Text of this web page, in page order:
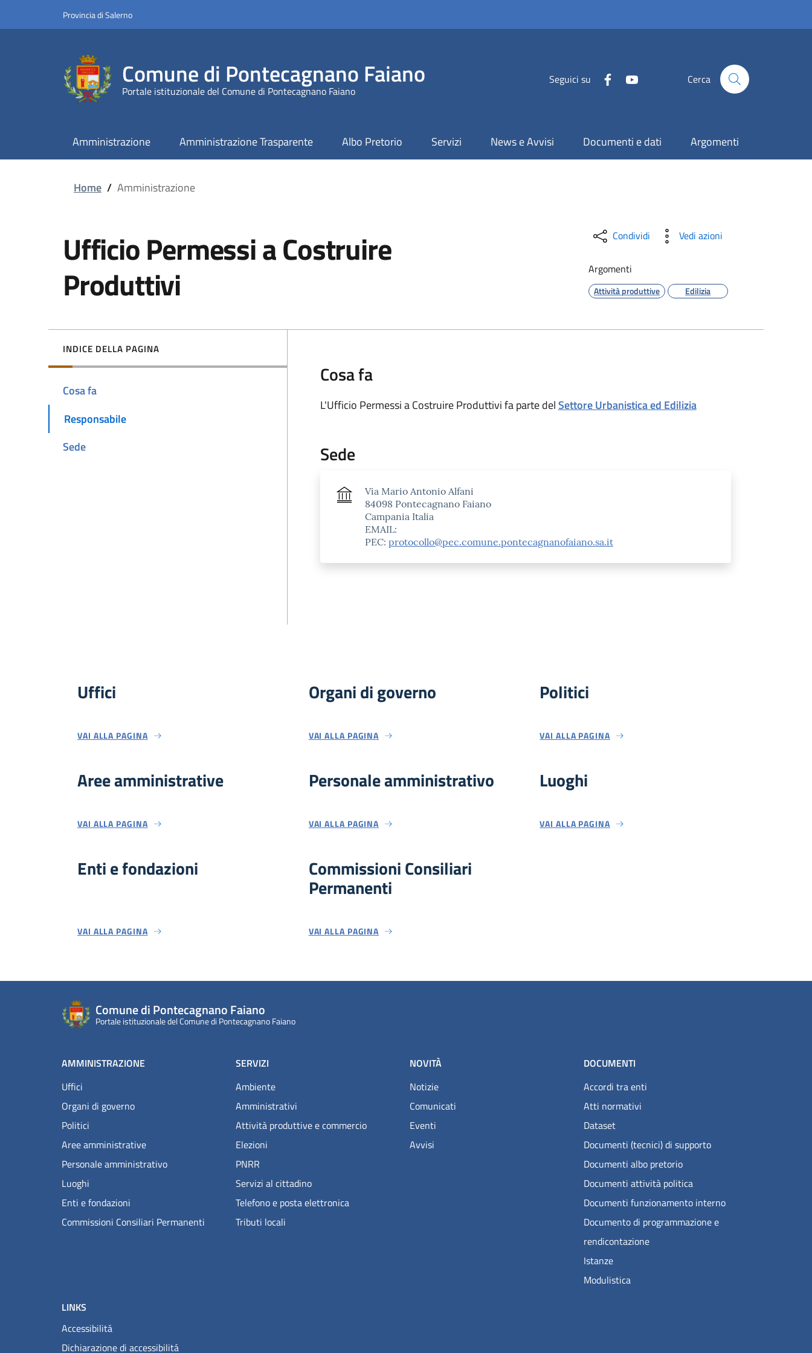
Provincia di Salerno
Comune di Pontecagnano Faiano
Portale istituzionale del Comune di Pontecagnano Faiano
Seguici su Cerca
Amministrazione Amministrazione Trasparente Albo Pretorio Servizi News e Avvisi Documenti e dati Argomenti
Home / Amministrazione
Ufficio Permessi a Costruire
Produttivi
Condividi Vedi azioni
Argomenti
Attività produttive Edilizia
INDICE DELLA PAGINA
Cosa fa
Responsabile
Sede
Cosa fa
L'Ufficio Permessi a Costruire Produttivi fa parte delSettore Urbanistica ed Edilizia
Sede
Via Mario Antonio Alfani
84098 Pontecagnano Faiano
Campania Italia
EMAIL:
PEC: protocollo@pec.comune.pontecagnanofaiano.sa.it
Uffici
VAI ALLA PAGINA
Organi di governo
VAI ALLA PAGINA
Politici
VAI ALLA PAGINA
Aree amministrative
VAI ALLA PAGINA
Personale amministrativo
VAI ALLA PAGINA
Luoghi
VAI ALLA PAGINA
Enti e fondazioni
VAI ALLA PAGINA
Commissioni Consiliari
Permanenti
VAI ALLA PAGINA
Comune di Pontecagnano Faiano
Portale istituzionale del Comune di Pontecagnano Faiano
AMMINISTRAZIONE
Uffici
Organi di governo
Politici
Aree amministrative
Personale amministrativo
Luoghi
Enti e fondazioni
Commissioni Consiliari Permanenti
SERVIZI
Ambiente
Amministrativi
Attività produttive e commercio
Elezioni
PNRR
Servizi al cittadino
Telefono e posta elettronica
Tributi locali
NOVITÀ
Notizie
Comunicati
Eventi
Avvisi
DOCUMENTI
Accordi tra enti
Atti normativi
Dataset
Documenti (tecnici) di supporto
Documenti albo pretorio
Documenti attività politica
Documenti funzionamento interno
Documento di programmazione e
rendicontazione
Istanze
Modulistica
LINKS
Accessibilitá
Dichiarazione di accessibilitá